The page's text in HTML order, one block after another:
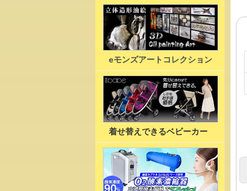
eモンズアートコレクション
着せ替えできるベビーカー